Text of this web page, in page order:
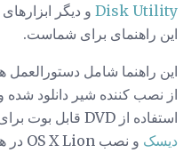
Disk Utility و دیگر
این راهنمای برای شماست.
از نصب کننده شیر دانلود شده
استفاده از DVD قابل بوت برای پاک کردن یا
دیسک